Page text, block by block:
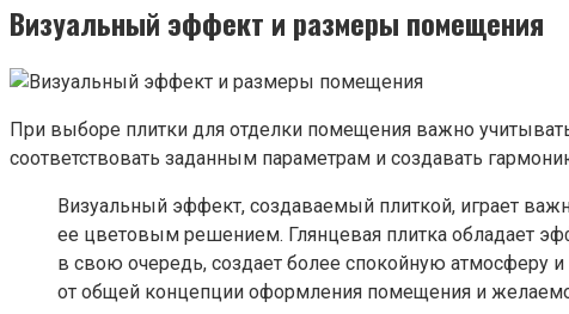
Визуальный эффект и размеры помещения
При выборе плитки для отделки помещения важно
соответствовать заданным параметрам и создавать
Визуальный эффект, создаваемый плиткой, играет
ее цветовым решением. Глянцевая плитка обладает
в свою очередь, создает более спокойную атмосферу
от общей концепции оформления помещения и